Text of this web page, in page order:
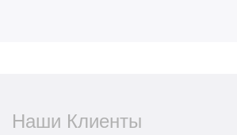
Наши Клиенты